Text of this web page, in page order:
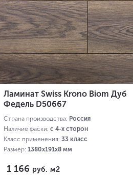
Ламинат Swiss Krono Biom Дуб
Федель D50667
Страна производства: Россия
Наличие фаски: с 4-х сторон
Класс применения: 33 класс
Размер: 1380х191х8 мм
1 166 руб. м2